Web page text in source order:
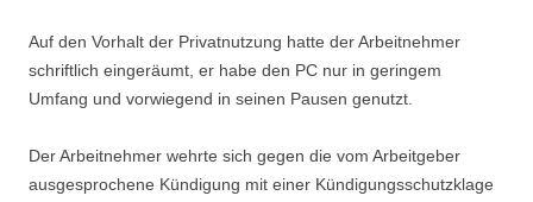
Auf den Vorhalt der Privatnutzung hatte der Arbeitnehmer
schriftlich eingeräumt, er habe den PC nur in geringem
Umfang und vorwiegend in seinen Pausen genutzt.
Der Arbeitnehmer wehrte sich gegen die vom Arbeitgeber
ausgesprochene Kündigung mit einer Kündigungsschutzklage